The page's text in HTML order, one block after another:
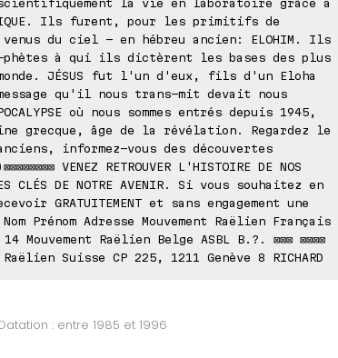
la vie en laboratoire grâce à
Ils furent, pour les primitifs de
du ciel - en hébreu ancien: ELOHIM. Ils
phètes à qui ils dictèrent les bases des plus
JÉSUS fut l'un d'eux, fils d'un Eloha
qu'il nous trans-mit devait nous
où nous sommes entrés depuis 1945,
grecque, âge de la révélation. Regardez le
informez-vous des découvertes
VENEZ RETROUVER L'HISTOIRE DE NOS
CLÉS DE NOTRE AVENIR. Si vous souhaitez en
GRATUITEMENT et sans engagement une
Prénom Adresse Mouvement Raëlien Français
Mouvement Raëlien Belge ASBL B.?. ⊠⊠⊠ ⊠⊠⊠⊠
Suisse CP 225, 1211 Genève 8 RICHARD
: entre 1985 et 1996